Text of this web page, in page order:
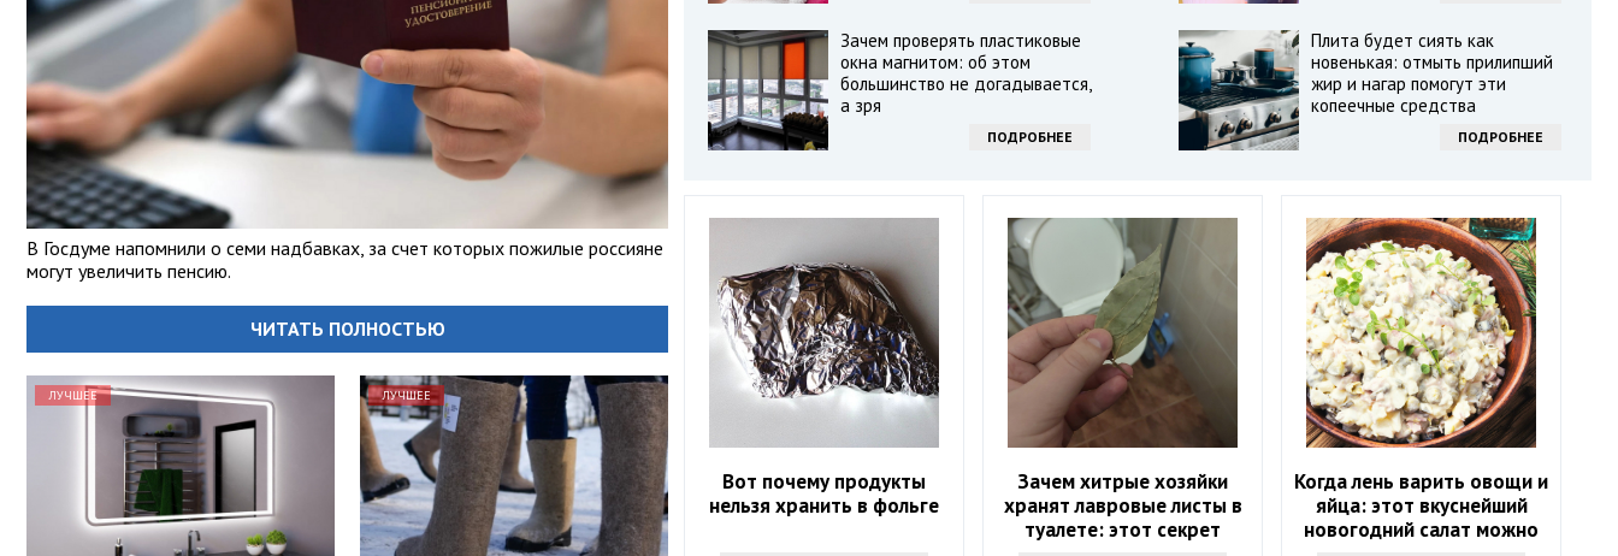
В Госдуме напомнили о семи надбавках, за счет которых пожилые россияне
могут увеличить пенсию.
ЧИТАТЬ ПОЛНОСТЬЮ
ЛУЧШЕЕ ЛУЧШЕЕ
Зачем проверять пластиковые
окна магнитом: об этом
большинство не догадывается,
а зря
ПОДРОБНЕЕ
Плита будет сиять как
новенькая: отмыть прилипший
жир и нагар помогут эти
копеечные средства
ПОДРОБНЕЕ
Вот почему продукты
нельзя хранить в фольге
Зачем хитрые хозяйки
хранят лавровые листы в
туалете: этот секрет
Когда лень варить овощи и
яйца: этот вкуснейший
новогодний салат можно